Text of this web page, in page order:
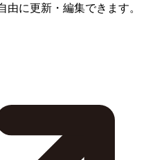
に更新・編集できます。